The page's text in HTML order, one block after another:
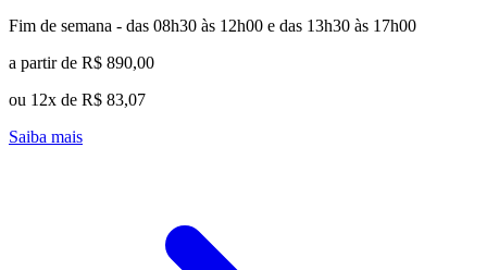
Fim de semana - das 08h30 às 12h00 e das 13h30 às 17h00
a partir de R$ 890,00
ou 12x de R$ 83,07
Saiba mais